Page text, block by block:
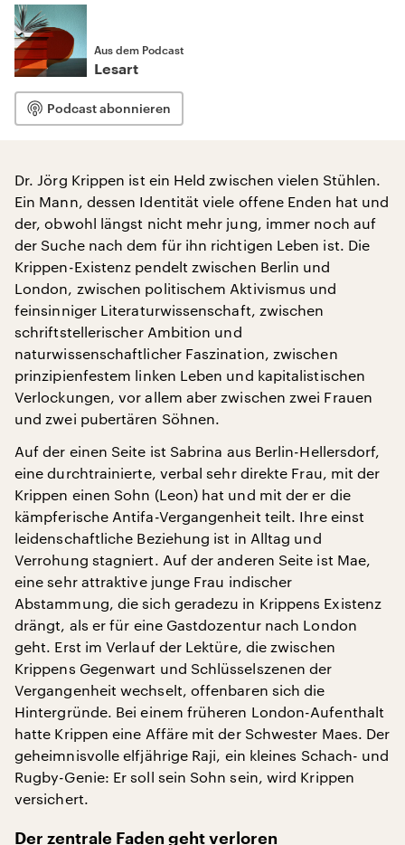
Aus dem Podcast
Lesart
Podcast abonnieren
Dr. Jörg Krippen ist ein Held zwischen vielen Stühlen.
Ein Mann, dessen Identität viele offene Enden hat und
der, obwohl längst nicht mehr jung, immer noch auf
der Suche nach dem für ihn richtigen Leben ist. Die
Krippen-Existenz pendelt zwischen Berlin und
London, zwischen politischem Aktivismus und
feinsinniger Literaturwissenschaft, zwischen
schriftstellerischer Ambition und
naturwissenschaftlicher Faszination, zwischen
prinzipienfestem linken Leben und kapitalistischen
Verlockungen, vor allem aber zwischen zwei Frauen
und zwei pubertären Söhnen.
Auf der einen Seite ist Sabrina aus Berlin-Hellersdorf,
eine durchtrainierte, verbal sehr direkte Frau, mit der
Krippen einen Sohn (Leon) hat und mit der er die
kämpferische Antifa-Vergangenheit teilt. Ihre einst
leidenschaftliche Beziehung ist in Alltag und
Verrohung stagniert. Auf der anderen Seite ist Mae,
eine sehr attraktive junge Frau indischer
Abstammung, die sich geradezu in Krippens Existenz
drängt, als er für eine Gastdozentur nach London
geht. Erst im Verlauf der Lektüre, die zwischen
Krippens Gegenwart und Schlüsselszenen der
Vergangenheit wechselt, offenbaren sich die
Hintergründe. Bei einem früheren London-Aufenthalt
hatte Krippen eine Affäre mit der Schwester Maes. Der
geheimnisvolle elfjährige Raji, ein kleines Schach- und
Rugby-Genie: Er soll sein Sohn sein, wird Krippen
versichert.
Der zentrale Faden geht verloren